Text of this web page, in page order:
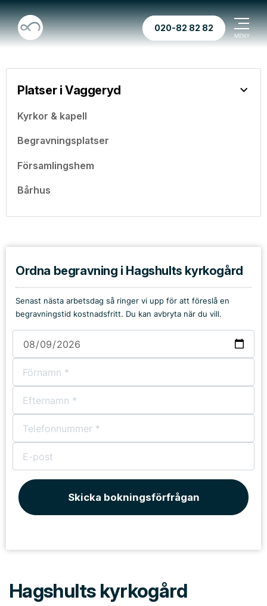
020-82 82 82
Platser i Vaggeryd
Kyrkor & kapell
Begravningsplatser
Församlingshem
Bårhus
Ordna begravning i Hagshults kyrkogård
Senast nästa arbetsdag så ringer vi upp för att föreslå en
begravningstid kostnadsfritt. Du kan avbryta när du vill.
Skicka bokningsförfrågan
Hagshults kyrkogård